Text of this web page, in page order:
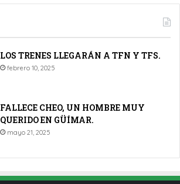
LOS TRENES LLEGARÁN A TFN Y TFS.
febrero 10, 2025
FALLECE CHEO, UN HOMBRE MUY
QUERIDO EN GÜÍMAR.
mayo 21, 2025